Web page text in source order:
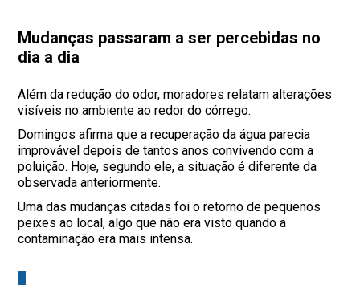
Mudanças passaram a ser percebidas no
dia a dia
Além da redução do odor, moradores relatam alterações
visíveis no ambiente ao redor do córrego.
Domingos afirma que a recuperação da água parecia
improvável depois de tantos anos convivendo com a
poluição. Hoje, segundo ele, a situação é diferente da
observada anteriormente.
Uma das mudanças citadas foi o retorno de pequenos
peixes ao local, algo que não era visto quando a
contaminação era mais intensa.